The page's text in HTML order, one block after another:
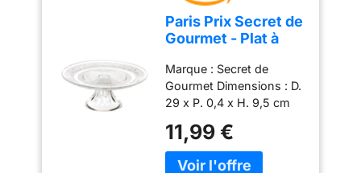
Paris Prix Secret de
Gourmet - Plat à
Renaissance 29cm
Transparent
Marque : Secret de
Gourmet Dimensions : D.
29 x P. 0,4 x H. 9,5 cm
Transparent
11,99 €